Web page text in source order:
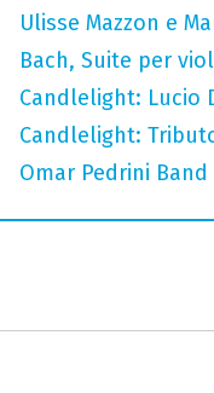
Ulisse Mazzon e
Bach, Suite per
Candlelight:
Candlelight:
Omar Pedrini